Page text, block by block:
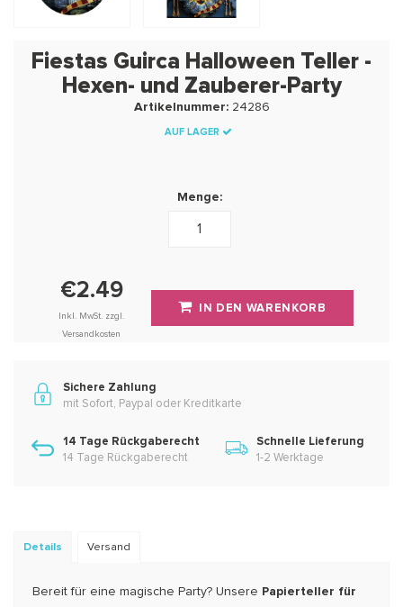
Fiestas Guirca Halloween Teller -
Hexen- und Zauberer-Party
Artikelnummer:24286
AUF LAGER
Menge:
€2.49
Inkl. MwSt. zzgl.
Versandkosten
IN DEN WARENKORB
Sichere Zahlung
mit Sofort, Paypal oder Kreditkarte
14 Tage Rückgaberecht
14 Tage Rückgaberecht
Schnelle Lieferung
1-2 Werktage
Details Versand
Bereit für eine magische Party? Unsere Papierteller für